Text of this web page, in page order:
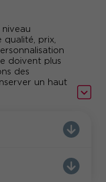
qualité, prix,
doivent plus
des
un haut
preuve de
d’une